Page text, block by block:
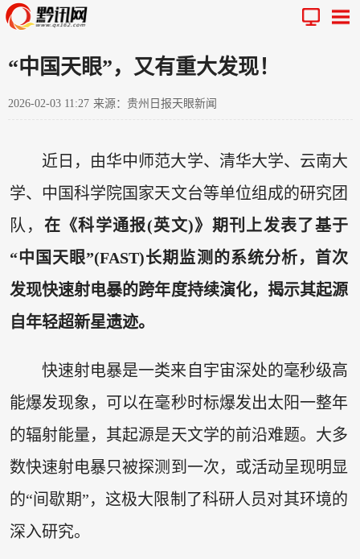
“中国天眼”，又有重大发现！
2026-02-03 11:27 来源：贵州日报天眼新闻
近日，由华中师范大学、清华大学、云南大
学、中国科学院国家天文台等单位组成的研究团
队， 在《科学通报(英文)》期刊上发表了基于
“中国天眼”(FAST)长期监测的系统分析，首次
发现快速射电暴的跨年度持续演化，揭示其起源
自年轻超新星遗迹。
快速射电暴是一类来自宇宙深处的毫秒级高
能爆发现象，可以在毫秒时标爆发出太阳一整年
的辐射能量，其起源是天文学的前沿难题。大多
数快速射电暴只被探测到一次，或活动呈现明显
的“间歇期”，这极大限制了科研人员对其环境的
深入研究。